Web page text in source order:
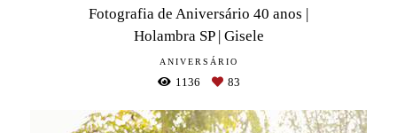
Fotografia de Aniversário 40 anos |
Holambra SP | Gisele
ANIVERSÁRIO
1136 83